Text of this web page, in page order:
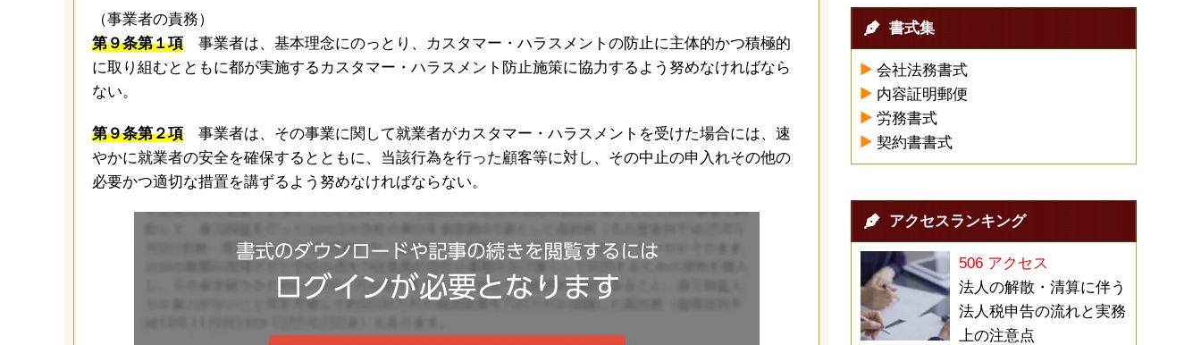
（事業者の責務）
第９条第１項 事業者は、基本理念にのっとり、カスタマー・ハラスメントの防止に主体的かつ積極的
に取り組むとともに都が実施するカスタマー・ハラスメント防止施策に協力するよう努めなければなら
ない。
第９条第２項 事業者は、その事業に関して就業者がカスタマー・ハラスメントを受けた場合には、速
やかに就業者の安全を確保するとともに、当該行為を行った顧客等に対し、その中止の申入れその他の
必要かつ適切な措置を講ずるよう努めなければならない。
書式集
会社法務書式
内容証明郵便
労務書式
契約書書式
アクセスランキング
506 アクセス
法人の解散・清算に伴う
法人税申告の流れと実務
上の注意点